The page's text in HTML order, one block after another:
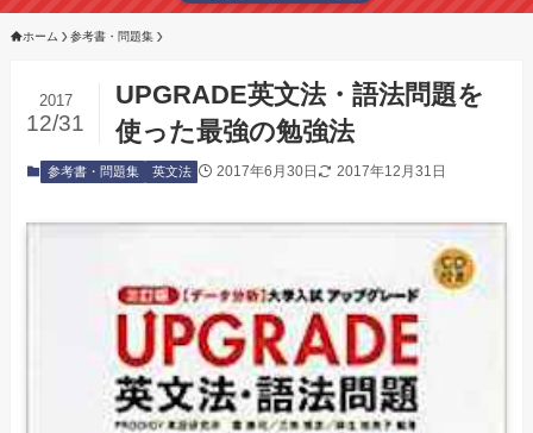
ホーム 参考書・問題集
UPGRADE英文法・語法問題を
使った最強の勉強法
2017
12/31
参考書・問題集 英文法 2017年6月30日 2017年12月31日